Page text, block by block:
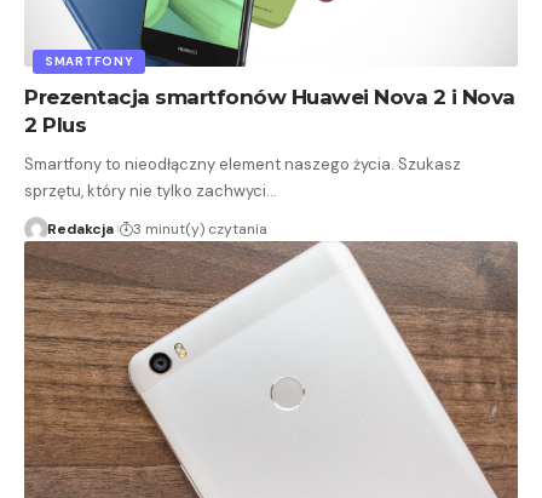
SMARTFONY
Prezentacja smartfonów Huawei Nova 2 i Nova
2 Plus
Smartfony to nieodłączny element naszego życia. Szukasz
sprzętu, który nie tylko zachwyci…
Redakcja 3 minut(y) czytania